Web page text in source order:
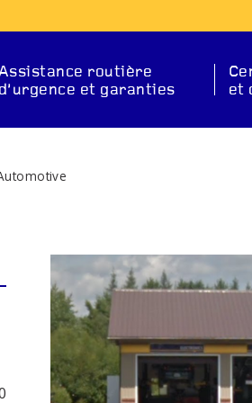
DÉMARREUR
routière
d’urgence et garanties
et